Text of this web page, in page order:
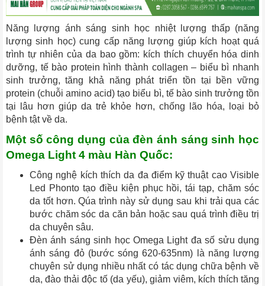
Năng lượng ánh sáng sinh học nhiệt lượng thấp (năng
lượng sinh học) cung cấp năng lượng giúp kích hoạt quá
trình tự nhiên của da bao gồm: kích thích chuyển hóa dinh
dưỡng, tế bào protein hình thành collagen – biểu bì nhanh
sinh trưởng, tăng khả năng phát triển tồn tại bền vững
protein (chuỗi amino acid) tạo biểu bì, tế bào sinh trưởng tồn
tại lâu hơn giúp da trẻ khỏe hơn, chống lão hóa, loại bỏ
bệnh tật về da.
Một số công dụng của đèn ánh sáng sinh học
Omega Light 4 màu Hàn Quốc:
Công nghệ kích thích da đa điểm kỹ thuật cao Visible
Led Phonto tạo điều kiện phục hồi, tái tạp, chăm sóc
da tốt hơn. Qúa trình này sử dụng sau khi trải qua các
bước chăm sóc da căn bản hoặc sau quá trình điều trị
da chuyên sâu.
Đèn ánh sáng sinh học Omega Light đa số sửu dụng
ánh sáng đỏ (bước sóng 620-635nm) là năng lượng
chuyên sử dụng nhiều nhất có tác dụng chữa bệnh về
da, đào thải độc tố (da yếu), giảm viêm, kích thích tăng